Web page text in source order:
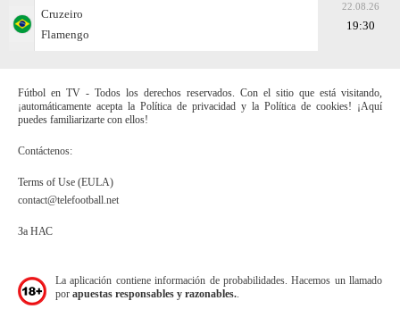
Cruzeiro
Flamengo
22.08.26
19:30
Fútbol en TV - Todos los derechos reservados. Con el sitio que está visitando,
¡automáticamente acepta la Política de privacidad y la Política de cookies! ¡Aquí
puedes familiarizarte con ellos!
Contáctenos:
Terms of Use (EULA)
contact@telefootball.net
За НАС
La aplicación contiene información de probabilidades. Hacemos un llamado
por apuestas responsables y razonables.